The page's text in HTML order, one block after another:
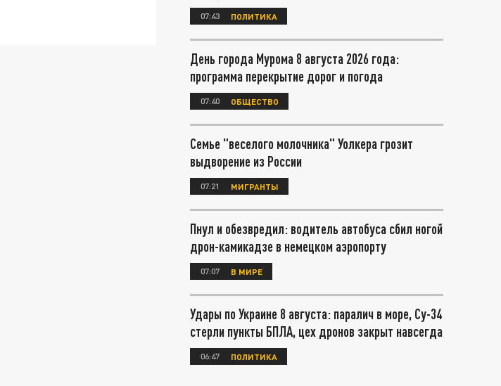
07:43 ПОЛИТИКА
День города Мурома 8 августа 2026 года:
программа перекрытие дорог и погода
07:40 ОБЩЕСТВО
Семье "веселого молочника" Уолкера грозит
выдворение из России
07:21 МИГРАНТЫ
Пнул и обезвредил: водитель автобуса сбил ногой
дрон-камикадзе в немецком аэропорту
07:07 В МИРЕ
Удары по Украине 8 августа: паралич в море, Су-34
стерли пункты БПЛА, цех дронов закрыт навсегда
06:47 ПОЛИТИКА